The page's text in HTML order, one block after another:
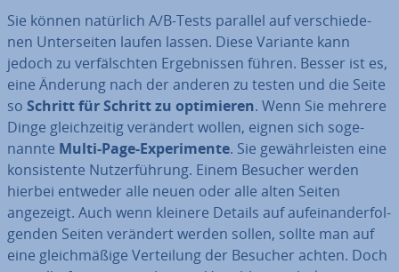
Sie können natürlich A/B-Tests parallel auf ver­schie­de­
nen Un­ter­sei­ten laufen lassen. Diese Variante kann
jedoch zu ver­fälsch­ten Er­geb­nis­sen führen. Besser ist es,
eine Änderung nach der anderen zu testen und die Seite
so Schritt für Schritt zu op­ti­mie­ren. Wenn Sie mehrere
Dinge gleich­zei­tig verändert wollen, eignen sich so­ge­
nann­te Multi-Page-Ex­pe­ri­men­te. Sie ge­währ­leis­ten eine
kon­sis­ten­te Nut­zer­füh­rung. Einem Besucher werden
hierbei entweder alle neuen oder alle alten Seiten
angezeigt. Auch wenn kleinere Details auf auf­ein­an­der­fol­
gen­den Seiten verändert werden sollen, sollte man auf
eine gleich­mä­ßi­ge Ver­tei­lung der Besucher achten. Doch